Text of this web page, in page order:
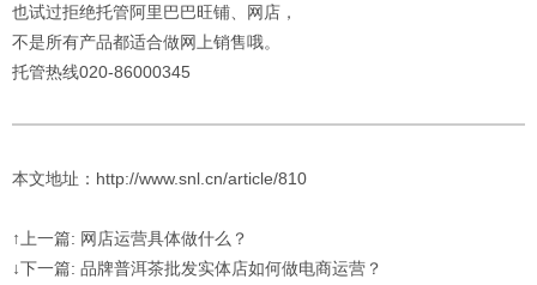
也试过拒绝托管阿里巴巴旺铺、网店，
不是所有产品都适合做网上销售哦。
托管热线020-86000345
本文地址：http://www.snl.cn/article/810
↑上一篇: 网店运营具体做什么？
↓下一篇: 品牌普洱茶批发实体店如何做电商运营？